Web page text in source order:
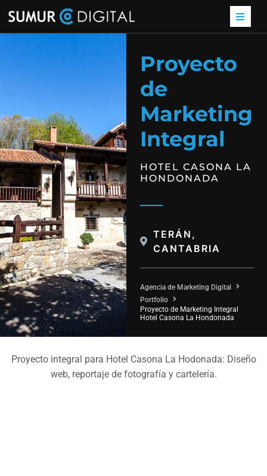
Proyecto
de
Marketing
Integral
HOTEL CASONA LA
HONDONADA
TERÁN,
CANTABRIA
Agencia de Marketing Digital
Portfolio
Proyecto de Marketing Integral
Hotel Casona La Hondonada
Proyecto integral para Hotel Casona La Hodonada: Diseño
web, reportaje de fotografía y cartelería.